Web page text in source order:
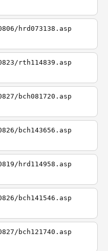
hrd073138.asp
rth114839.asp
bch081720.asp
bch143656.asp
hrd114958.asp
bch141546.asp
bch121740.asp